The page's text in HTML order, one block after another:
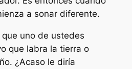
a sonar diferente.
que uno de ustedes
que labra la tierra o
¿Acaso le diría